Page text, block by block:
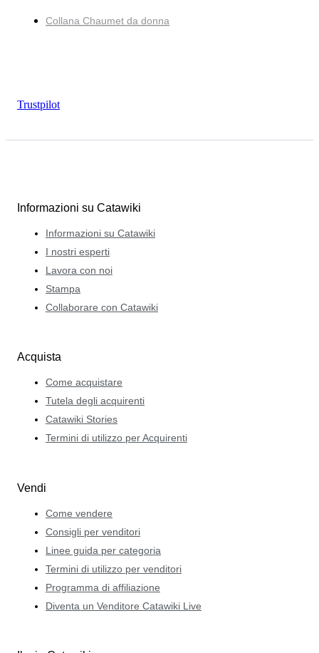
Collana Chaumet da donna
Trustpilot
Informazioni su Catawiki
Informazioni su Catawiki
I nostri esperti
Lavora con noi
Stampa
Collaborare con Catawiki
Acquista
Come acquistare
Tutela degli acquirenti
Catawiki Stories
Termini di utilizzo per Acquirenti
Vendi
Come vendere
Consigli per venditori
Linee guida per categoria
Termini di utilizzo per venditori
Programma di affiliazione
Diventa un Venditore Catawiki Live